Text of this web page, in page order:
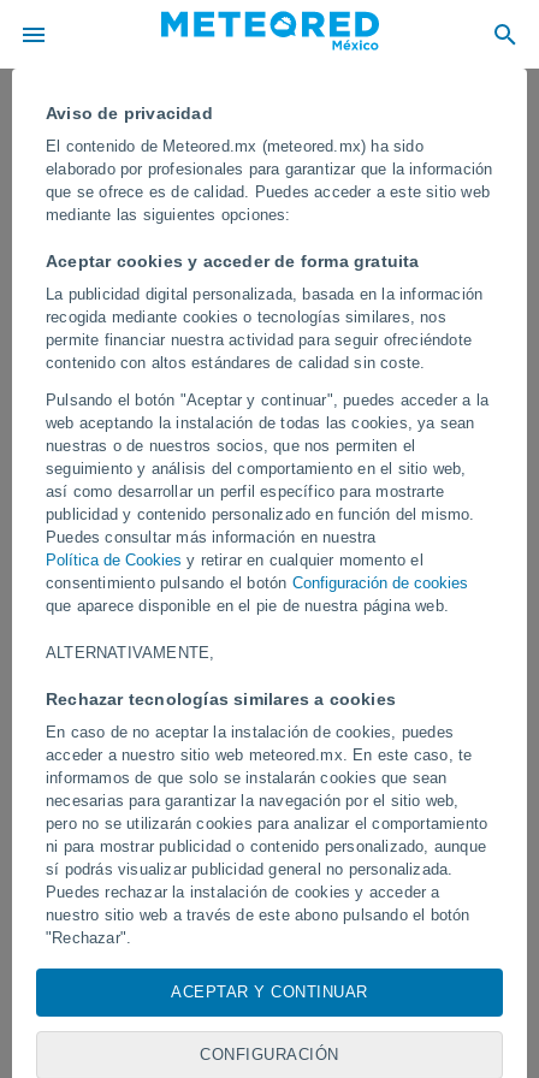
Aviso de privacidad
El contenido de Meteored.mx (meteored.mx) ha sido
elaborado por profesionales para garantizar que la información
que se ofrece es de calidad. Puedes acceder a este sitio web
mediante las siguientes opciones:
Aceptar cookies y acceder de forma gratuita
La publicidad digital personalizada, basada en la información
recogida mediante cookies o tecnologías similares, nos
permite financiar nuestra actividad para seguir ofreciéndote
contenido con altos estándares de calidad sin coste.
Pulsando el botón "Aceptar y continuar", puedes acceder a la
web aceptando la instalación de todas las cookies, ya sean
nuestras o de nuestros socios, que nos permiten el
seguimiento y análisis del comportamiento en el sitio web,
así como desarrollar un perfil específico para mostrarte
publicidad y contenido personalizado en función del mismo.
Puedes consultar más información en nuestra
Política de Cookies y retirar en cualquier momento el
consentimiento pulsando el botón Configuración de cookies
que aparece disponible en el pie de nuestra página web.
ALTERNATIVAMENTE,
Rechazar tecnologías similares a cookies
En caso de no aceptar la instalación de cookies, puedes
acceder a nuestro sitio web meteored.mx. En este caso, te
informamos de que solo se instalarán cookies que sean
necesarias para garantizar la navegación por el sitio web,
pero no se utilizarán cookies para analizar el comportamiento
ni para mostrar publicidad o contenido personalizado, aunque
sí podrás visualizar publicidad general no personalizada.
Puedes rechazar la instalación de cookies y acceder a
nuestro sitio web a través de este abono pulsando el botón
"Rechazar".
cookies, identificadores únicos o tecnologías similares para
almacenar, acceder y procesar datos personales como su
visita en este sitio web, las direcciones IP y los
ACEPTAR Y CONTINUAR
CONFIGURACIÓN
Varias supercélulas causan estragos
en la región del Véneto, Italia
En las últimas horas se han formado tormentas muy organizadas
en la zona, dejando a su paso fenómenos extremo y grandes
daños materiales en varias poblaciones.
Vídeos
Erupción y actividad intensa en el
volcán de Fuego, Guatemala.
Devastadora inundación
Chitral, Pakistán.